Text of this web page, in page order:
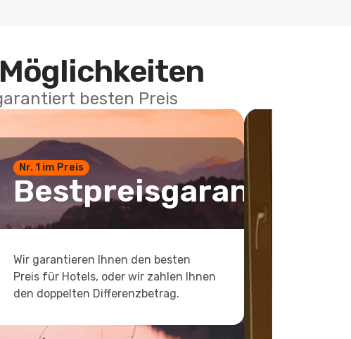
besten Preis
Nr. 1 im Preis
Bestpreisgarantie
Wir garantieren Ihnen den besten
Preis für Hotels, oder wir zahlen Ihnen
den doppelten Differenzbetrag.